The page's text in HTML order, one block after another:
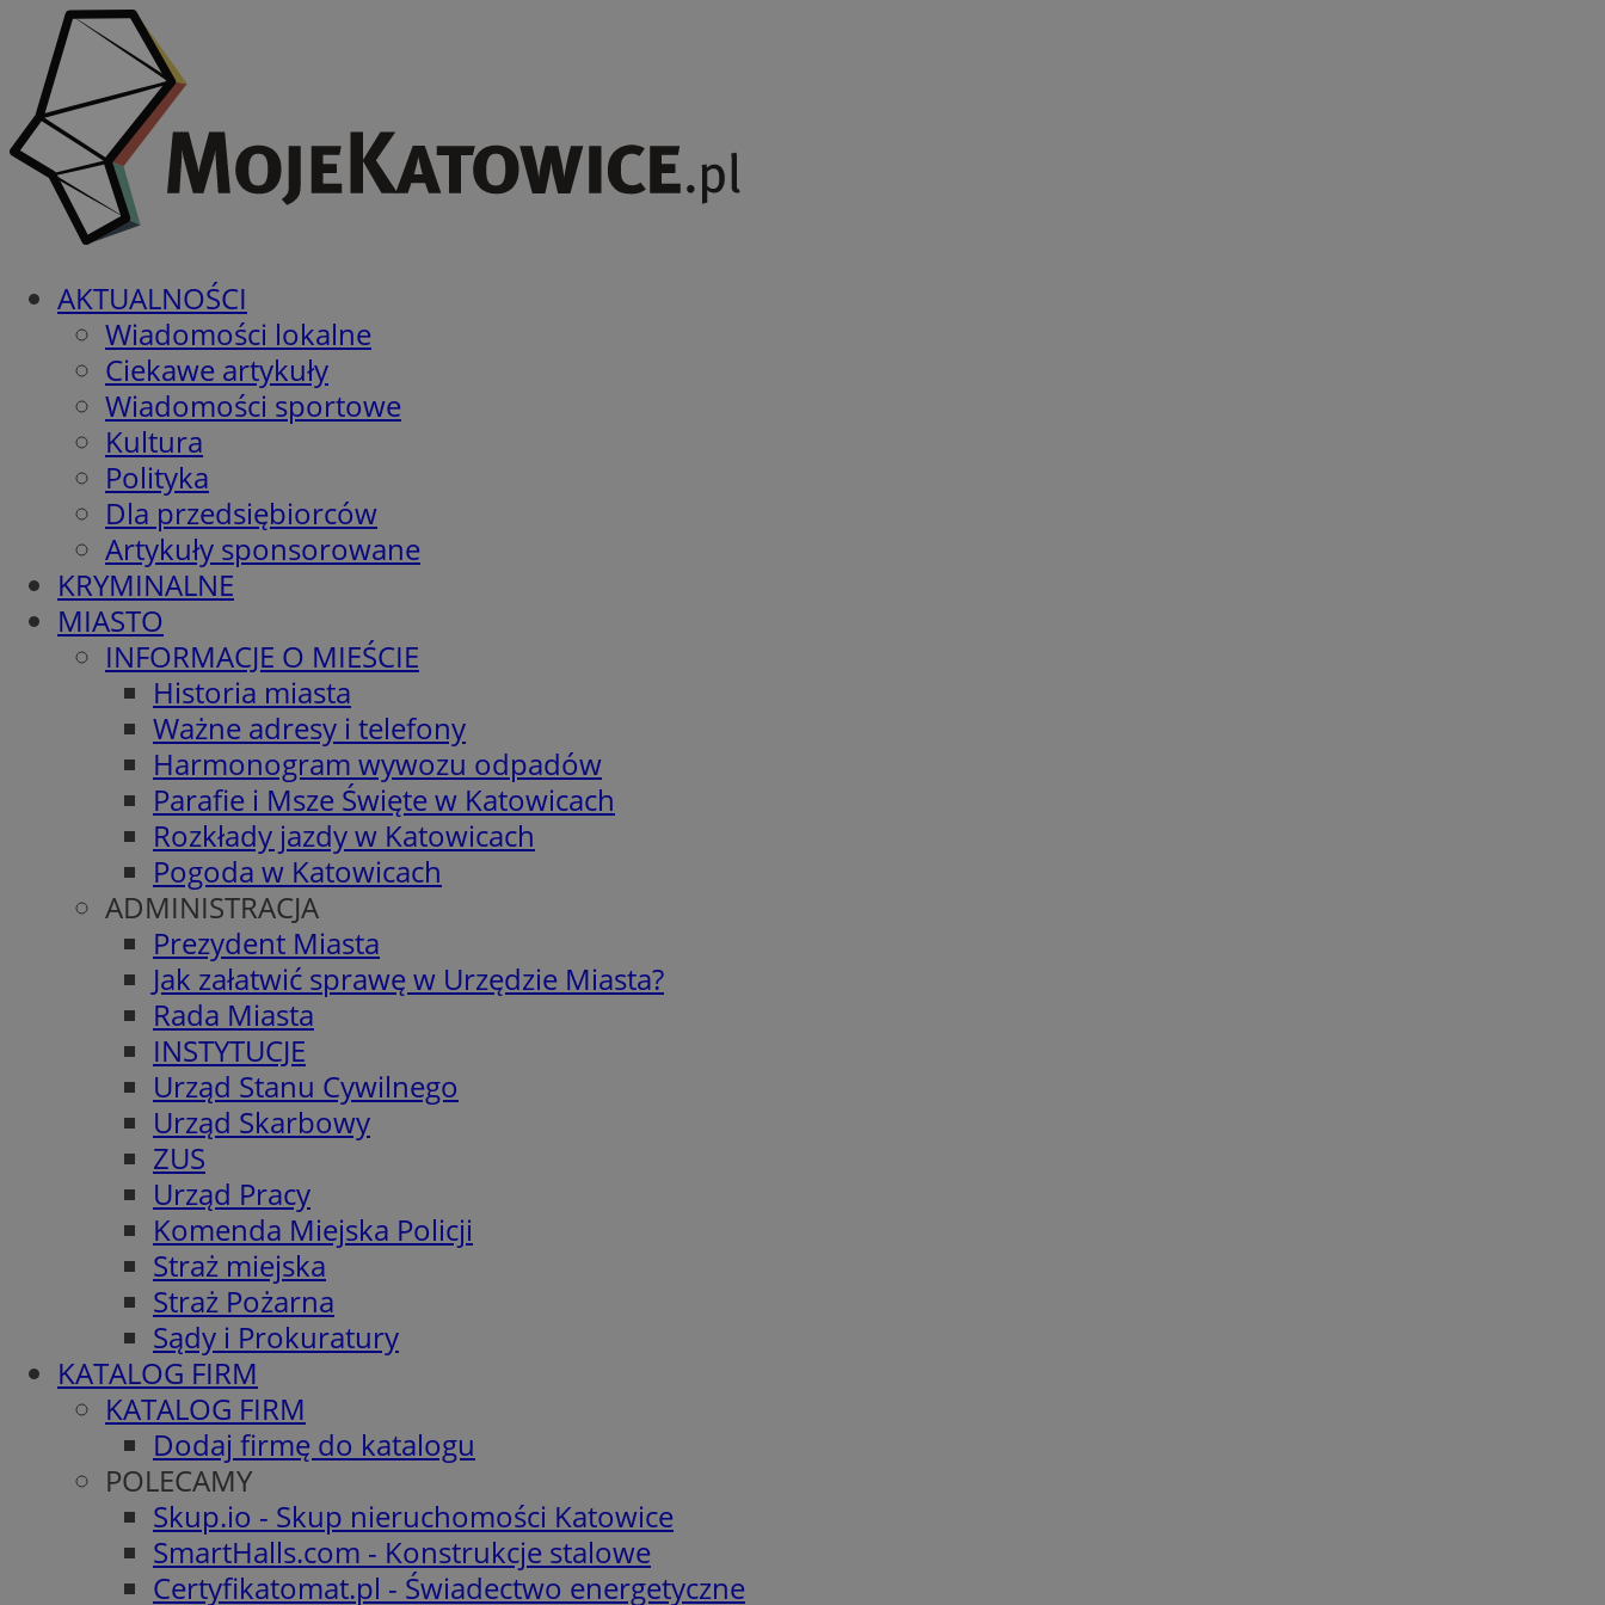
AKTUALNOŚCI
Wiadomości lokalne
Ciekawe artykuły
Wiadomości sportowe
Kultura
Polityka
Dla przedsiębiorców
Artykuły sponsorowane
KRYMINALNE
MIASTO
INFORMACJE O MIEŚCIE
Historia miasta
Ważne adresy i telefony
Harmonogram wywozu odpadów
Parafie i Msze Święte w Katowicach
Rozkłady jazdy w Katowicach
Pogoda w Katowicach
ADMINISTRACJA
Prezydent Miasta
Jak załatwić sprawę w Urzędzie Miasta?
Rada Miasta
INSTYTUCJE
Urząd Stanu Cywilnego
Urząd Skarbowy
ZUS
Urząd Pracy
Komenda Miejska Policji
Straż miejska
Straż Pożarna
Sądy i Prokuratury
KATALOG FIRM
KATALOG FIRM
Dodaj firmę do katalogu
POLECAMY
Skup.io - Skup nieruchomości Katowice
SmartHalls.com - Konstrukcje stalowe
Certyfikatomat.pl - Świadectwo energetyczne